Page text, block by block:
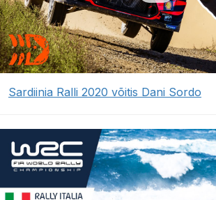
Sardiinia Ralli 2020 võitis Dani Sordo